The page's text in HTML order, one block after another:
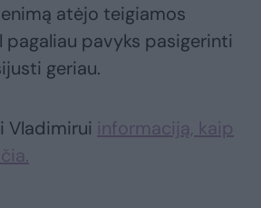
atėjo teigiamos
pagaliau pavyks pasigerinti
geriau.
Vladimirui informaciją, kaip